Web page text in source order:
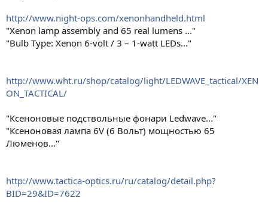
http://www.night-ops.com/xenonhandheld.html
"Xenon lamp assembly and 65 real lumens ..."
"Bulb Type: Xenon 6-volt / 3 – 1-watt LEDs..."
http://www.wht.ru/shop/catalog/light/LEDWAVE_tactical/XEN
ON_TACTICAL/
"Ксеноновые подствольные фонари Ledwave..."
"Ксеноновая лампа 6V (6 Вольт) мощностью 65
Люменов..."
http://www.tactica-optics.ru/ru/catalog/detail.php?
BID=29&ID=7622